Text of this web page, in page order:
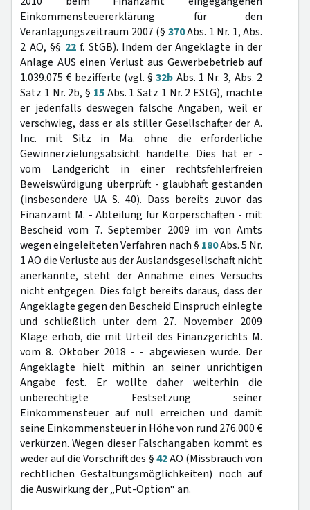
Einkommensteuererklärung für den
Veranlagungszeitraum 2007 (§ 370Abs. 1 Nr. 1, Abs.
2 AO, §§ 22f. StGB). Indem der Angeklagte in der
Anlage AUS einen Verlust aus Gewerbebetrieb auf
1.039.075 € bezifferte (vgl. §32b Abs. 1 Nr. 3, Abs. 2
Satz 1 Nr. 2b, § 15Abs. 1 Satz 1 Nr. 2 EStG), machte
er jedenfalls deswegen falsche Angaben, weil er
verschwieg, dass er als stiller Gesellschafter der A.
Inc. mit Sitz in Ma. ohne die erforderliche
Gewinnerzielungsabsicht handelte. Dies hat er -
vom Landgericht in einer rechtsfehlerfreien
Beweiswürdigung überprüft - glaubhaft gestanden
(insbesondere UA S. 40). Dass bereits zuvor das
Finanzamt M. - Abteilung für Körperschaften - mit
Bescheid vom 7. September 2009 im von Amts
wegen eingeleiteten Verfahren nach § 180Abs. 5 Nr.
1 AO die Verluste aus der Auslandsgesellschaft nicht
anerkannte, steht der Annahme eines Versuchs
nicht entgegen. Dies folgt bereits daraus, dass der
Angeklagte gegen den Bescheid Einspruch einlegte
und schließlich unter dem 27. November 2009
Klage erhob, die mit Urteil des Finanzgerichts M.
vom 8. Oktober 2018 - - abgewiesen wurde. Der
Angeklagte hielt mithin an seiner unrichtigen
Angabe fest. Er wollte daher weiterhin die
unberechtigte Festsetzung seiner
Einkommensteuer auf null erreichen und damit
seine Einkommensteuer in Höhe von rund 276.000 €
verkürzen. Wegen dieser Falschangaben kommt es
weder auf die Vorschrift des §42AO (Missbrauch von
rechtlichen Gestaltungsmöglichkeiten) noch auf
die Auswirkung der „Put-Option“ an.